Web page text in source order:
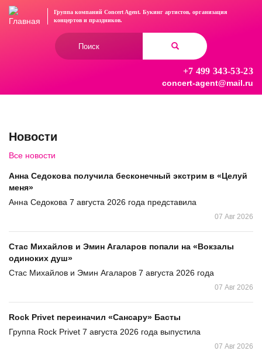
Перейти
Группа компаний Concert Agent. Букинг артистов, организация
концертови праздников.
+7 499 343-53-23
concert-agent@mail.ru
Новости
Все новости
Анна Седокова получила бесконечный экстрим в «Целуй
меня»
Анна Седокова 7 августа 2026 года представила
07 Авг 2026
Стас Михайлов и Эмин Агаларов попали на «Вокзалы
одиноких душ»
Стас Михайлов и Эмин Агаларов 7 августа 2026 года
07 Авг 2026
Rock Privet переиначил «Сансару» Басты
Группа Rock Privet 7 августа 2026 года выпустила
07 Авг 2026